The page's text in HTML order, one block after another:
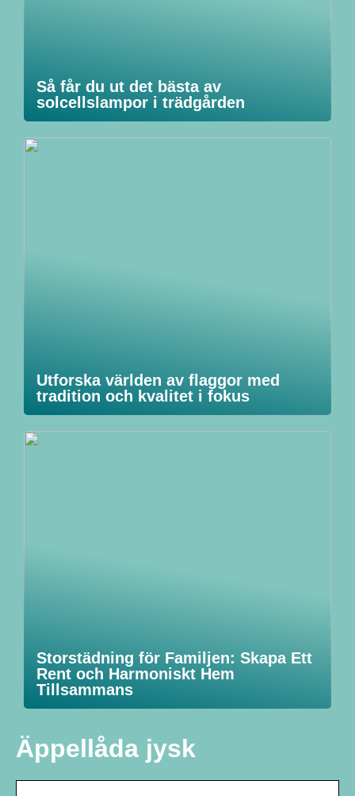
Så får du ut det bästa av
solcellslampor i trädgården
Utforska världen av flaggor med
tradition och kvalitet i fokus
Storstädning för Familjen: Skapa Ett
Rent och Harmoniskt Hem
Tillsammans
Äppellåda jysk